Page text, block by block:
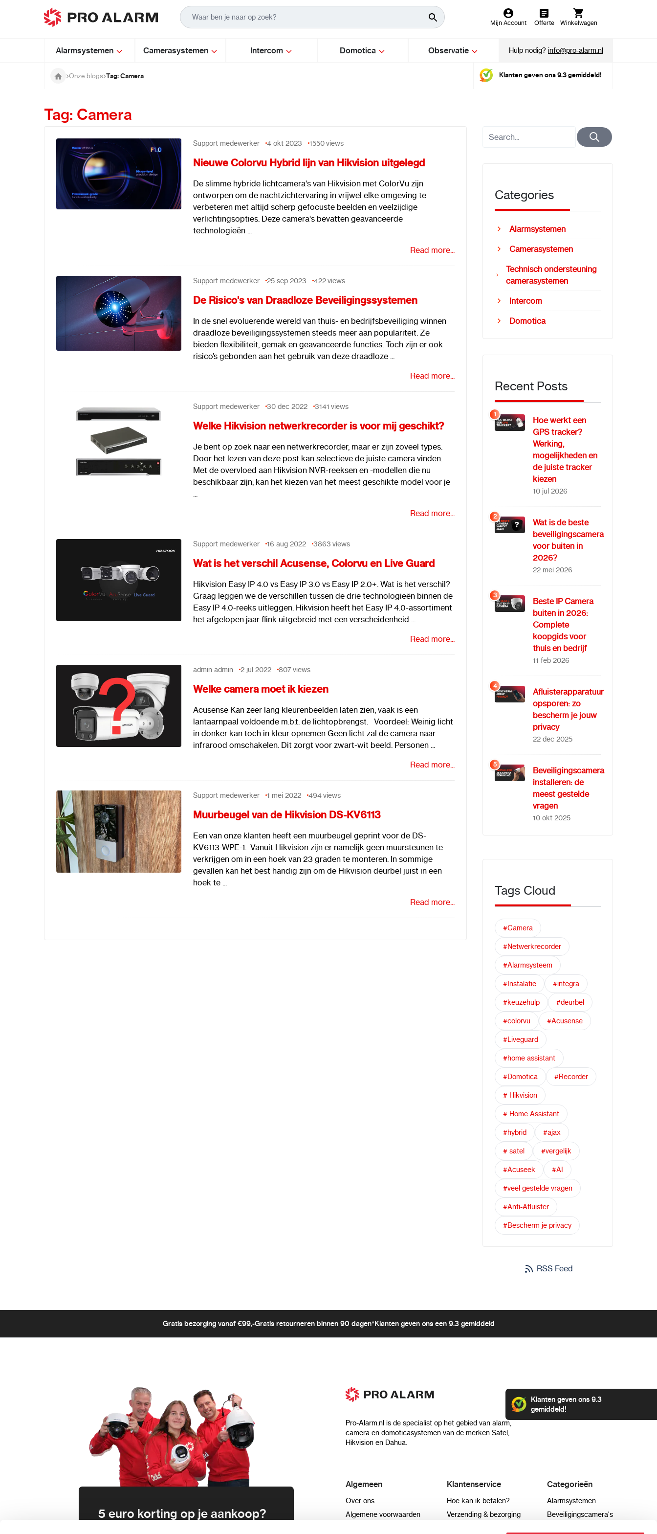
Ga naar de inhoud
Mijn Account Offerte Winkelwagen
Alarmsystemen Camerasystemen Intercom Domotica Observatie Hulp nodig?info@pro-alarm.nl
Onze blogs Tag: Camera Klanten geven ons 9.3 gemiddeld!
Tag: Camera
Categories
Alarmsystemen
Camerasystemen
Technisch ondersteuning
camerasystemen
Intercom
Domotica
Recent Posts
1
Hoe werkt een
GPS tracker?
Werking,
mogelijkheden en
de juiste tracker
kiezen
10 jul 2026
2
Wat is de beste
beveiligingscamera
voor buiten in
2026?
22 mei 2026
3
Beste IP Camera
buiten in 2026:
Complete
koopgids voor
thuis en bedrijf
11 feb 2026
4
Afluisterapparatuur
opsporen: zo
bescherm je jouw
privacy
22 dec 2025
5
Beveiligingscamera
installeren: de
meest gestelde
vragen
10 okt 2025
Tags Cloud
#Camera
#Netwerkrecorder
#Alarmsysteem
#Instalatie #integra
#keuzehulp #deurbel
#colorvu #Acusense
#Liveguard
#home assistant
#Domotica #Recorder
# Hikvision
# Home Assistant
#hybrid #ajax
# satel #vergelijk
#Acuseek #AI
#veel gestelde vragen
#Anti-Afluister
#Bescherm je privacy
RSS Feed
Support medewerker 4 okt 2023 1550views
Nieuwe Colorvu Hybrid lijn van Hikvision uitgelegd
De slimme hybride lichtcamera's van Hikvision met ColorVu zijn
ontworpen om de nachtzichtervaring in vrijwel elke omgeving te
verbeteren met altijd scherp gefocuste beelden en veelzijdige
verlichtingsopties. Deze camera's bevatten geavanceerde
technologieën ...
Read more...
Support medewerker 25 sep 2023 422views
De Risico's van Draadloze Beveiligingssystemen
In de snel evoluerende wereld van thuis- en bedrijfsbeveiliging winnen
draadloze beveiligingssystemen steeds meer aan populariteit. Ze
bieden flexibiliteit, gemak en geavanceerde functies. Toch zijn er ook
risico’s gebonden aan het gebruik van deze draadloze ...
Read more...
Support medewerker 30 dec 2022 3141 views
Welke Hikvision netwerkrecorder is voor mij geschikt?
Je bent op zoek naar een netwerkrecorder, maar er zijn zoveel types.
Door het lezen van deze post kan selectieve de juiste camera vinden.
Met de overvloed aan Hikvision NVR-reeksen en -modellen die nu
beschikbaar zijn, kan het kiezen van het meest geschikte model voor je
Read more...
Support medewerker 16 aug 2022 3863 views
Wat is het verschil Acusense, Colorvu en Live Guard
Hikvision Easy IP 4.0 vs Easy IP 3.0 vs Easy IP 2.0+. Wat is het verschil?
Graag leggen we de verschillen tussen de drie technologieën binnen de
Easy IP 4.0-reeks uitleggen. Hikvision heeft het Easy IP 4.0-assortiment
het afgelopen jaar flink uitgebreid met een verscheidenheid ...
Read more...
admin admin 2 jul 2022 807views
Welke camera moet ik kiezen
Acusense Kan zeer lang kleurenbeelden laten zien, vaak is een
lantaarnpaal voldoende m.b.t. de lichtopbrengst. Voordeel: Weinig licht
in donker kan toch in kleur opnemen Geen licht zal de camera naar
infrarood omschakelen. Dit zorgt voor zwart-wit beeld. Personen ...
Read more...
Support medewerker 1 mei 2022 494views
Muurbeugel van de Hikvision DS-KV6113
Een van onze klanten heeft een muurbeugel geprint voor de DS-
KV6113-WPE-1. Vanuit Hikvision zijn er namelijk geen muursteunen te
verkrijgen om in een hoek van 23 graden te monteren. In sommige
gevallen kan het best handig zijn om de Hikvision deurbel juist in een
hoek te ...
Read more...
Gratis bezorging vanaf €99,-Gratis retourneren binnen 90 dagen*Klanten geven ons een 9.3 gemiddeld
5 euro korting op je aankoop?
Pro-Alarm.nl is de specialist op het gebied van alarm,
camera en domoticasystemen van de merken Satel,
Hikvision en Dahua.
Klanten geven ons 9.3
gemiddeld!
Algemeen
Over ons
Algemene voorwaarden
Klantenservice
Hoe kan ik betalen?
Verzending & bezorging
Categorieën
Alarmsystemen
Beveiligingscamera's